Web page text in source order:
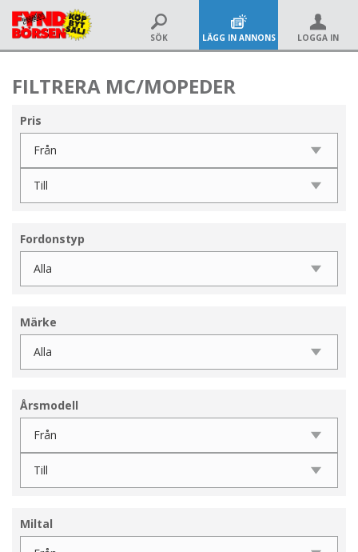
SÖK LÄGG IN ANNONS LOGGA IN
FILTRERA MC/MOPEDER
Pris
Fordonstyp
Märke
Årsmodell
Miltal